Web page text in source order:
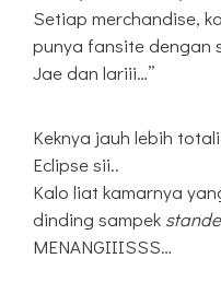
Setiap merchandise,
punya fansite dengan
Jae dan lariii…”
Keknya jauh lebih
Eclipse sii..
Kalo liat kamarnya
dinding sampek
MENANGIIISSS…